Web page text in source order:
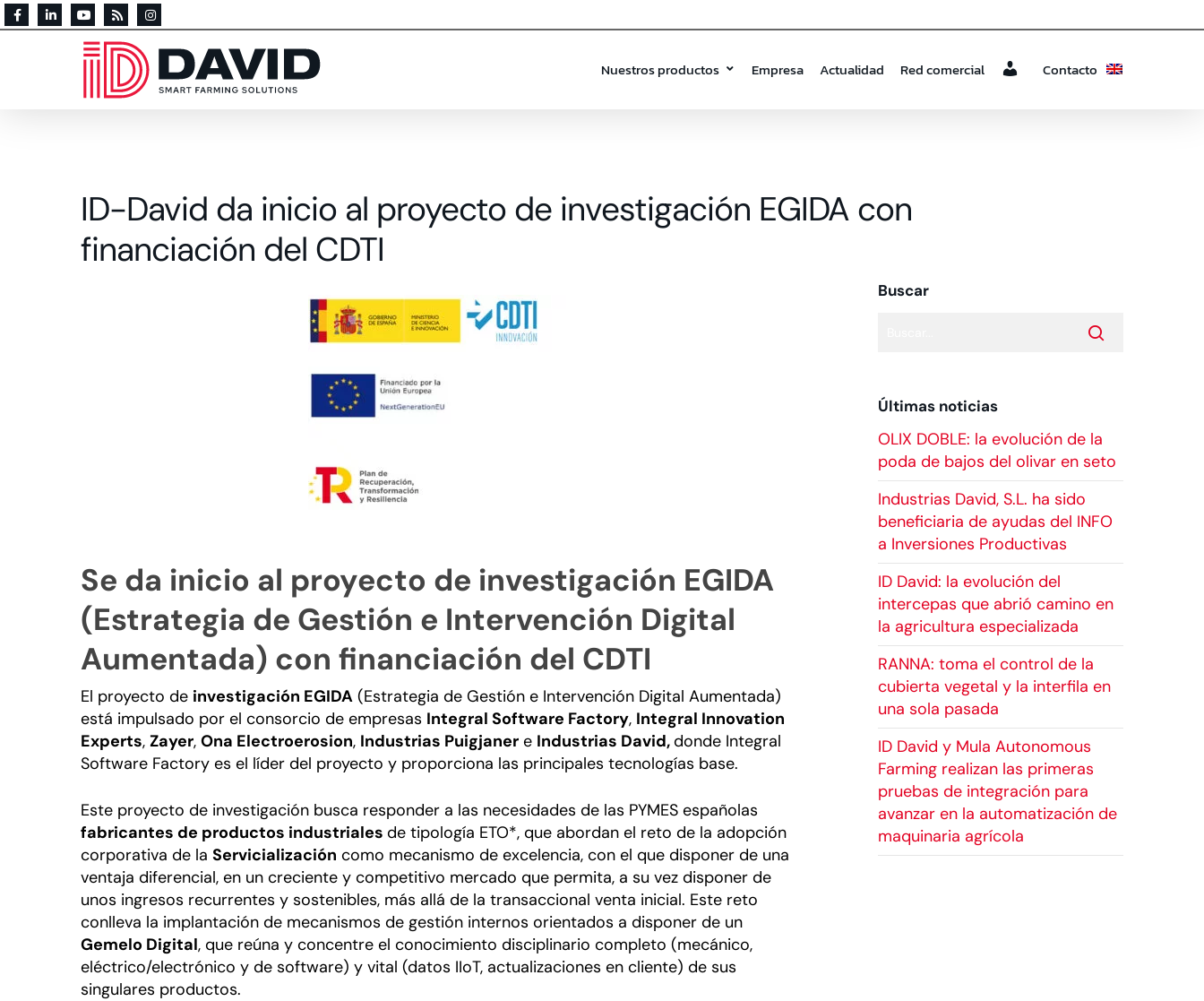
Nuestros productos Empresa Actualidad Red comercial Contacto
ID-David da inicio al proyecto de investigación EGIDA con
financiación del CDTI
Se da inicio al proyecto de investigación EGIDA
(Estrategia de Gestión e Intervención Digital
Aumentada) con financiación del CDTI
El proyecto de investigación EGIDA (Estrategia de Gestión e Intervención Digital Aumentada)
está impulsado por el consorcio de empresas Integral Software Factory, Integral Innovation
Experts, Zayer, Ona Electroerosion, Industrias Puigjaner e Industrias David,donde Integral
Software Factory es el líder del proyecto y proporciona las principales tecnologías base.
Este proyecto de investigación busca responder a las necesidades de las PYMES españolas
fabricantes de productos industriales de tipología ETO*, que abordan el reto de la adopción
corporativa de la Servicialización como mecanismo de excelencia, con el que disponer de una
ventaja diferencial, en un creciente y competitivo mercado que permita, a su vez disponer de
unos ingresos recurrentes y sostenibles, más allá de la transaccional venta inicial. Este reto
conlleva la implantación de mecanismos de gestión internos orientados a disponer de un
Gemelo Digital, que reúna y concentre el conocimiento disciplinario completo (mecánico,
eléctrico/electrónico y de software) y vital (datos IIoT, actualizaciones en cliente) de sus
singulares productos.
Buscar
Últimas noticias
OLIX DOBLE: la evolución de la
poda de bajos del olivar en seto
Industrias David, S.L. ha sido
beneficiaria de ayudas del INFO
a Inversiones Productivas
ID David: la evolución del
intercepas que abrió camino en
la agricultura especializada
RANNA: toma el control de la
cubierta vegetal y la interfila en
una sola pasada
ID David y Mula Autonomous
Farming realizan las primeras
pruebas de integración para
avanzar en la automatización de
maquinaria agrícola